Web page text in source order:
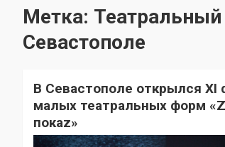
Метка:
Севастополе
В Севастополе открылся XI
малых театральных форм
покаz»